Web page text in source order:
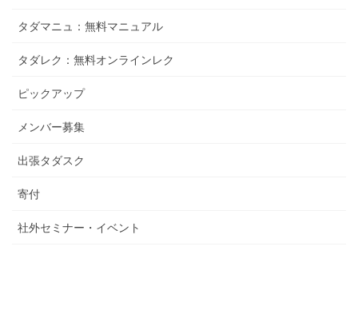
タダマニュ：無料マニュアル
タダレク：無料オンラインレク
ピックアップ
メンバー募集
出張タダスク
寄付
社外セミナー・イベント